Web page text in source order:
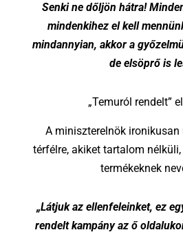
Senki ne dőljön hátra!
mindenkihez el kell
mindannyian, akkor a
de elsöprő is
„Temuról rendelt”
A miniszterelnök ironikusan
térfélre, akiket tartalom nélküli,
termékeknek
„Látjuk az ellenfeleinket, ez
rendelt kampány az ő